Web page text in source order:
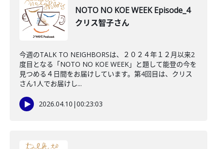
NOTO NO KOE WEEK Episode_4
クリス智子さん
今週のTALK TO NEIGHBORSは、２０２４年１２月以来2
度目となる「NOTO NO KOE WEEK」と題して能登の今を
見つめる４日間をお届けしています。第4回目は、クリス
さん1人でお届けし...
2026.04.10 |00:23:03